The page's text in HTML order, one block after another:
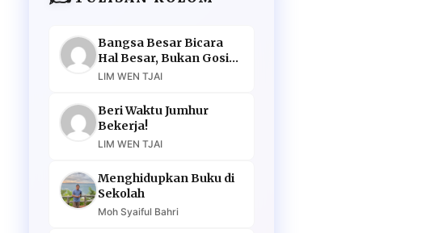
Bangsa Besar Bicara
Hal Besar, Bukan Gosip
Murahan
LIM WEN TJAI
Beri Waktu Jumhur
Bekerja!
LIM WEN TJAI
Menghidupkan Buku di
Sekolah
Moh Syaiful Bahri